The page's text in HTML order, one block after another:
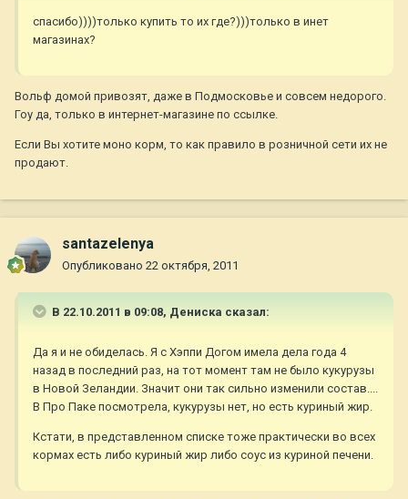
спасибо))))только купить то их где?)))только в инет
магазинах?
Вольф домой привозят, даже в Подмосковье и совсем недорого.
Гоу да, только в интернет-магазине по ссылке.
Если Вы хотите моно корм, то как правило в розничной сети их не
продают.
santazelenya
Опубликовано 22 октября, 2011
В 22.10.2011 в 09:08, Дениска сказал:
Да я и не обиделась. Я с Хэппи Догом имела дела года 4
назад в последний раз, на тот момент там не было кукурузы
в Новой Зеландии. Значит они так сильно изменили состав....
В Про Паке посмотрела, кукурузы нет, но есть куриный жир.
Кстати, в представленном списке тоже практически во всех
кормах есть либо куриный жир либо соус из куриной печени.